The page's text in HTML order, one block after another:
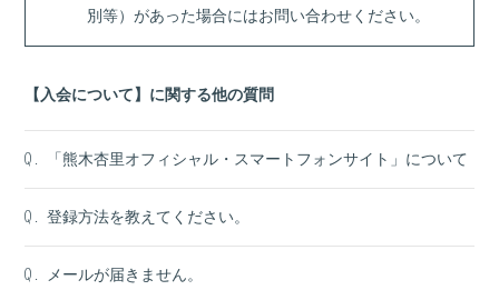
別等）があった場合にはお問い合わせください。
【入会について】に関する他の質問
Q. 「熊木杏里オフィシャル・スマートフォンサイト」について
Q. 登録方法を教えてください。
Q. メールが届きません。